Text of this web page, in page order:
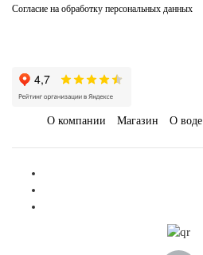
Согласие на обработку персональных данных
О компании Магазин О воде